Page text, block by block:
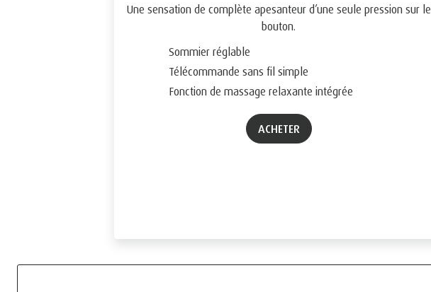
Une sensation de complète apesanteur d’une seule pression sur le
bouton.
Sommier réglable
Télécommande sans fil simple
Fonction de massage relaxante intégrée
ACHETER